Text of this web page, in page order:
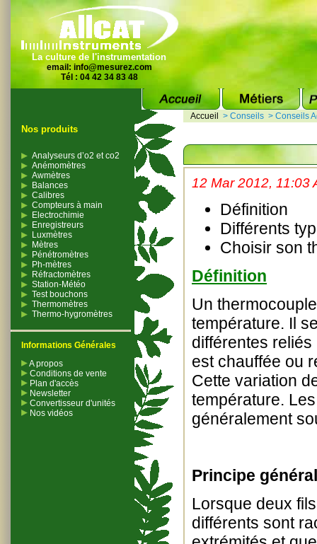
La culture de l'instrumentation
email: info@mesurez.com
Tél : 04 42 34 83 48
Nos produits
Analyseurs d’o2 et co2
Anémomètres
Awmètres
Balances
Calibres
Compteurs à main
Electrochimie
Enregistreurs
Luxmètres
Mètres
Pénétromètres
Ph-mètres
Réfractomètres
Station-Météo
Test bouchons
Thermomètres
Thermo-hygromètres
Informations Générales
A propos
Conditions de vente
Plan d'accès
Newsletter
Convertisseur d'unités
Nos vidéos
Accueil > Conseils > Conseils
12 Mar 2012, 11:03
Définition
Différents
Choisir son
Définition
Un
température. Il
différentes
est chauffée ou
Cette variation
température.
généralement
Principe
Lorsque deux
différents sont